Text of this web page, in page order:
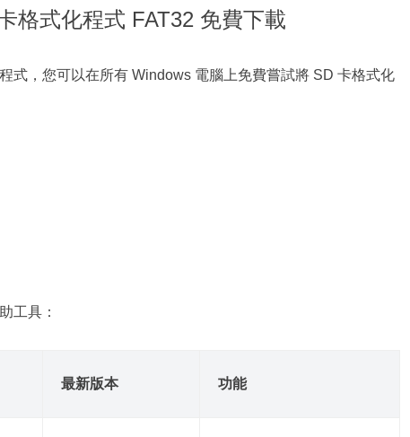
格式化程式 FAT32 免費下載
式，您可以在所有 Windows 電腦上免費嘗試將 SD 卡格式化
工具：
最新版本 功能